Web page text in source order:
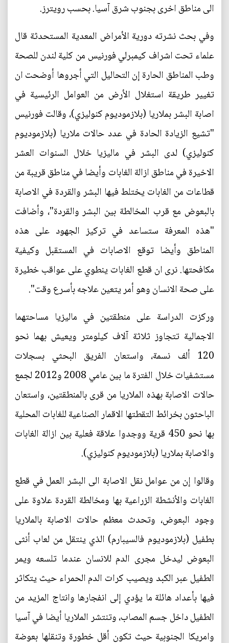
الى مناطق اخرى بجنوب شرق آسيا. بحسب رويترز.
وفي بحث نشرته دورية الأمراض المعدية المستحدثة قال
علماء تحت اشراف كيمبرلي فورنيس من كلية لندن للصحة
وطب المناطق الحارة إن التحاليل التي أجروها أوضحت ان
تغيير طريقة استغلال الأرض من العوامل الرئيسية في
اصابة البشر بملاريا (بلازموديوم كنوليزي)، وقالت فورنيس
"تشيع الزيادة الحادة في عدد حالات ملاريا (بلازموديوم
كنوليزي) لدى البشر في ماليزيا خلال السنوات العشر
الاخيرة في مناطق ازالة الغابات وأيضا في مناطق قريبة من
قطاعات من الغابات يختلط فيها البشر والقردة في الاصابة
بالبعوض مع قرب المخالطة بين البشر والقردة"، وأضافت
"هذه المعرفة ستساعد في تركيز الجهود على هذه
المناطق وأيضا توقع الاصابات في المستقبل وكيفية
مكافحتها. نرى ان قطع الغابات ينطوي على عواقب خطيرة
على صحة الانسان وهو أمر يتعين علاجه بأسرع وقت".
وركزت الدراسة على منطقتين في ماليزيا مساحتهما
الاجمالية تتجاوز ثلاثة آلاف كيلومتر ويعيش بهما نحو
120 ألف نسمة، واستعان الفريق البحثي بسجلات
مستشفيات خلال الفترة ما بين عامي 2008 و2012 لجمع
حالات الاصابة بهذه الملاريا من قرى بالمنطقتين، واستعان
الباحثون بخرائط التقطتها الاقمار الصناعية للغابات المحلية
بها نحو 450 قرية ووجدوا علاقة فعلية بين ازالة الغابات
والاصابة بملاريا (بلازموديوم كنوليزي).
وقالوا إن من عوامل نقل الاصابة الى البشر العمل في قطع
الغابات والأنشطة الزراعية بها ومخالطة القردة علاوة على
وجود البعوض، وتحدث معظم حالات الاصابة بالملاريا
بطفيل (بلازموديوم فالسيبارم) الذي ينتقل من لعاب أنثى
البعوض ليدخل مجرى الدم للانسان عندما تلسعه ويمر
الطفيل عبر الكبد ويصيب كرات الدم الحمراء حيث يتكاثر
فيها بأعداد هائلة ما يؤدي إلى انفجارها وانتاج المزيد من
الطفيل داخل جسم المصاب، وتنتشر الملاريا أيضا في آسيا
وامريكا الجنوبية حيث تكون أقل خطورة وتنقلها بعوضة